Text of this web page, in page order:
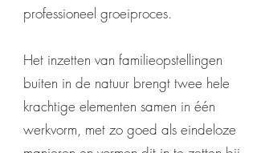
professioneel groeiproces.
Het inzetten van familieopstellingen
buiten in de natuur brengt twee hele
krachtige elementen samen in één
werkvorm, met zo goed als eindeloze